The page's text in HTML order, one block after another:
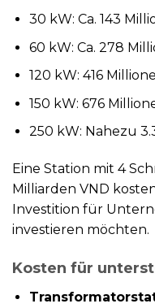
30 kW: Ca. 143
60 kW: Ca. 278
120 kW: 416
150 kW: 676
250 kW: Nahezu
Eine Station mit 4
Milliarden VND
Investition für
investieren möchten.
Kosten für